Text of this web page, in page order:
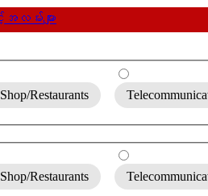
းများ
Restaurants
Restaurants